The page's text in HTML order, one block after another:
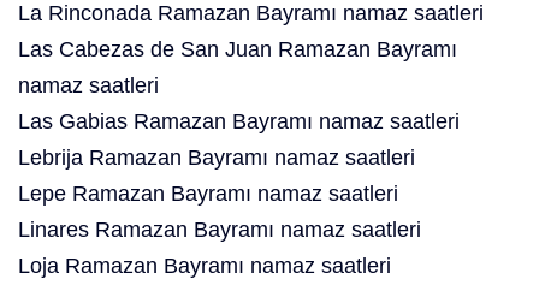
La Rinconada Ramazan Bayramı namaz saatleri
Las Cabezas de San Juan Ramazan Bayramı
namaz saatleri
Las Gabias Ramazan Bayramı namaz saatleri
Lebrija Ramazan Bayramı namaz saatleri
Lepe Ramazan Bayramı namaz saatleri
Linares Ramazan Bayramı namaz saatleri
Loja Ramazan Bayramı namaz saatleri